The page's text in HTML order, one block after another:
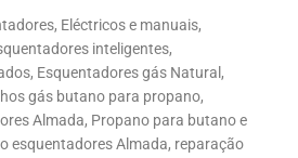
Eléctricos e manuais,
inteligentes,
Esquentadores gás Natural,
gás butano para propano,
Almada, Propano para butano e
esquentadores Almada, reparação